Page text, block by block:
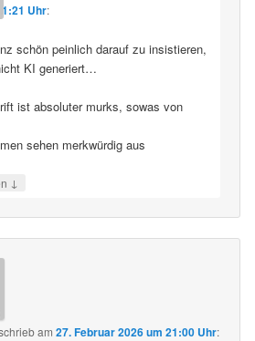
Uhr:
schön peinlich darauf zu insistieren,
KI generiert…
ist absoluter murks, sowas von
sehen merkwürdig aus
↓
am27. Februar 2026 um 21:00 Uhr: